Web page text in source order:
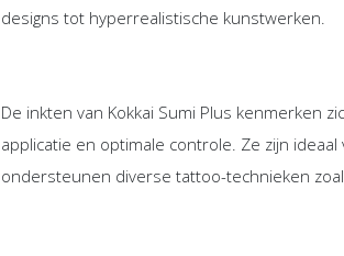
designs tot hyperrealistische kunstwerken.
De inkten van Kokkai Sumi Plus kenmerken
applicatie en optimale controle. Ze zijn
ondersteunen diverse tattoo-technieken